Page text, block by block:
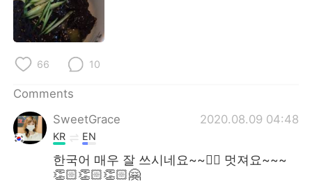
日本語
Türkçe
Português
66 10
Comments
SweetGrace
2020.08.09 04:48
KR EN
한국어 매우 잘 쓰시네요~~👍🏻 멋져요~~~
👏🏻👏🏻👏🏻🤗